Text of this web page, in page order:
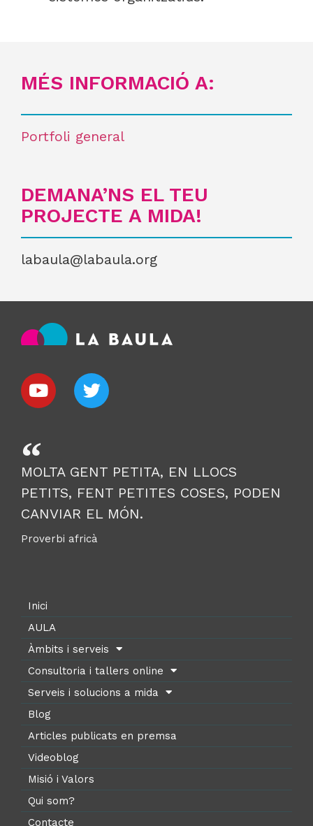
MÉS INFORMACIÓ A:
Portfoli general
DEMANA’NS EL TEU
PROJECTE A MIDA!
labaula@labaula.org
MOLTA GENT PETITA, EN LLOCS
PETITS, FENT PETITES COSES, PODEN
CANVIAR EL MÓN.
Proverbi africà
Inici
AULA
Àmbits i serveis
Consultoria i tallers online
Serveis i solucions a mida
Blog
Articles publicats en premsa
Videoblog
Misió i Valors
Qui som?
Contacte